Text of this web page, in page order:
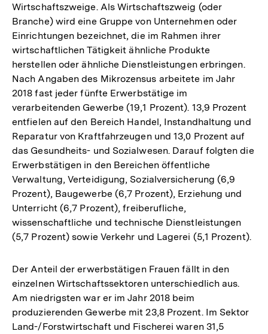
Wirtschaftszweige. Als Wirtschaftszweig (oder
Branche) wird eine Gruppe von Unternehmen oder
Einrichtungen bezeichnet, die im Rahmen ihrer
wirtschaftlichen Tätigkeit ähnliche Produkte
herstellen oder ähnliche Dienstleistungen erbringen.
Nach Angaben des Mikrozensus arbeitete im Jahr
2018 fast jeder fünfte Erwerbstätige im
verarbeitenden Gewerbe (19,1 Prozent). 13,9 Prozent
entfielen auf den Bereich Handel, Instandhaltung und
Reparatur von Kraftfahrzeugen und 13,0 Prozent auf
das Gesundheits- und Sozialwesen. Darauf folgten die
Erwerbstätigen in den Bereichen öffentliche
Verwaltung, Verteidigung, Sozialversicherung (6,9
Prozent), Baugewerbe (6,7 Prozent), Erziehung und
Unterricht (6,7 Prozent), freiberufliche,
wissenschaftliche und technische Dienstleistungen
(5,7 Prozent) sowie Verkehr und Lagerei (5,1 Prozent).
Der Anteil der erwerbstätigen Frauen fällt in den
einzelnen Wirtschaftssektoren unterschiedlich aus.
Am niedrigsten war er im Jahr 2018 beim
produzierenden Gewerbe mit 23,8 Prozent. Im Sektor
Land-/Forstwirtschaft und Fischerei waren 31,5